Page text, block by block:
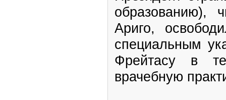
образованию),
Ариго,
специальным
Фрейтасу в
врачебную